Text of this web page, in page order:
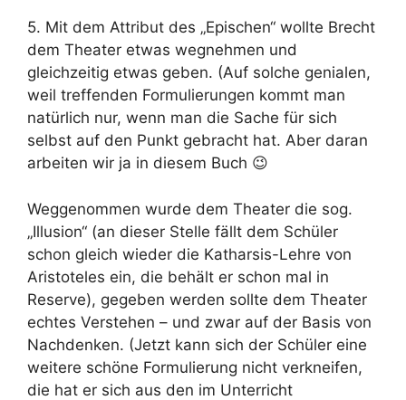
5. Mit dem Attribut des „Epischen“ wollte Brecht
dem Theater etwas wegnehmen und
gleichzeitig etwas geben. (Auf solche genialen,
weil treffenden Formulierungen kommt man
natürlich nur, wenn man die Sache für sich
selbst auf den Punkt gebracht hat. Aber daran
arbeiten wir ja in diesem Buch 😉
Weggenommen wurde dem Theater die sog.
„Illusion“ (an dieser Stelle fällt dem Schüler
schon gleich wieder die Katharsis-Lehre von
Aristoteles ein, die behält er schon mal in
Reserve), gegeben werden sollte dem Theater
echtes Verstehen – und zwar auf der Basis von
Nachdenken. (Jetzt kann sich der Schüler eine
weitere schöne Formulierung nicht verkneifen,
die hat er sich aus den im Unterricht